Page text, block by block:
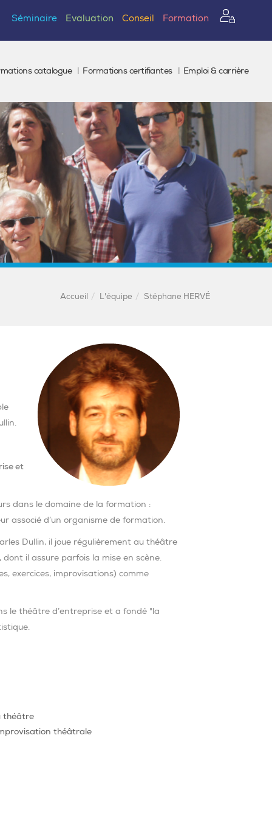
Séminaire Evaluation Conseil Formation
catalogue Formations certifiantes Emploi & carrière
Accueil L'équipe Stéphane HERVÉ
et
dans le domaine de la formation :
associé d’un organisme de formation.
Dullin, il joue régulièrement au théâtre
il assure parfois la mise en scène.
exercices, improvisations) comme
le théâtre d’entreprise et a fondé "la
théâtre
théâtrale